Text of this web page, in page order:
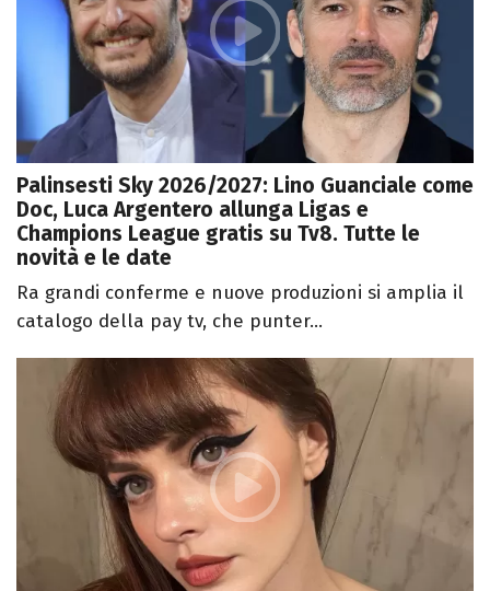
Palinsesti Sky 2026/2027: Lino Guanciale come
Doc, Luca Argentero allunga Ligas e
Champions League gratis su Tv8. Tutte le
novità e le date
Ra grandi conferme e nuove produzioni si amplia il
catalogo della pay tv, che punter...